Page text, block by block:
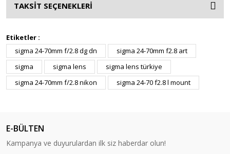
TAKSİT SEÇENEKLERİ
Etiketler :
sigma 24-70mm f/2.8 dg dn
sigma 24-70mm f2.8 art
sigma
sigma lens
sigma lens türkiye
sigma 24-70mm f/2.8 nikon
sigma 24-70 f2.8 l mount
E-BÜLTEN
Kampanya ve duyurulardan ilk siz haberdar olun!